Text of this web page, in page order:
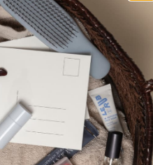
ELLE, Vogue,
Charlotte
både
medier og